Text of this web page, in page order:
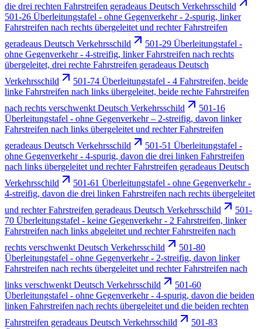
die drei rechten Fahrstreifen geradeaus Deutsch Verkehrsschild
501-26 Überleitungstafel - ohne Gegenverkehr - 2-spurig, linker
Fahrstreifen nach rechts übergeleitet und rechter Fahrstreifen
geradeaus Deutsch Verkehrsschild
501-29 Überleitungstafel -
ohne Gegenverkehr - 4-streifig, linker Fahrstreifen nach rechts
übergeleitet, drei rechte Fahrstreifen geradeaus Deutsch
Verkehrsschild
501-74 Überleitungstafel - 4 Fahrstreifen, beide
linke Fahrstreifen nach links übergeleitet, beide rechte Fahrstreifen
nach rechts verschwenkt Deutsch Verkehrsschild
501-16
Überleitungstafel - ohne Gegenverkehr – 2-streifig, davon linker
Fahrstreifen nach links übergeleitet und rechter Fahrstreifen
geradeaus Deutsch Verkehrsschild
501-51 Überleitungstafel -
ohne Gegenverkehr - 4-spurig, davon die drei linken Fahrstreifen
nach links übergeleitet und rechter Fahrstreifen geradeaus Deutsch
Verkehrsschild
501-61 Überleitungstafel - ohne Gegenverkehr -
4-streifig, davon die drei linken Fahrstreifen nach rechts übergeleitet
und rechter Fahrstreifen geradeaus Deutsch Verkehrsschild
501-
70 Überleitungstafel - keine Gegenverkehr - 2 Fahrstreifen, linker
Fahrstreifen nach links abgeleitet und rechter Fahrstreifen nach
rechts verschwenkt Deutsch Verkehrsschild
501-80
Überleitungstafel - ohne Gegenverkehr - 2-streifig, davon linker
Fahrstreifen nach rechts übergeleitet und rechter Fahrstreifen nach
links verschwenkt Deutsch Verkehrsschild
501-60
Überleitungstafel - ohne Gegenverkehr - 4-spurig, davon die beiden
linken Fahrstreifen nach rechts übergeleitet und die beiden rechten
Fahrstreifen geradeaus Deutsch Verkehrsschild
501-83